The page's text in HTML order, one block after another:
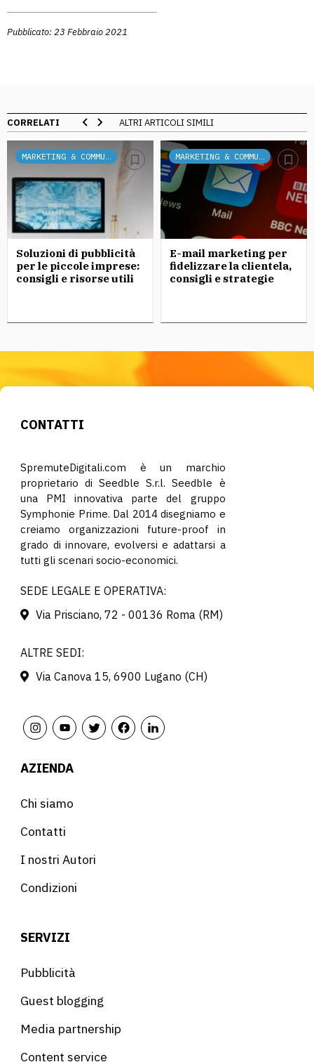
Pubblicato: 23 Febbraio 2021
CORRELATI ALTRI ARTICOLI SIMILI
MARKETING & COMMUNICATION
Soluzioni di pubblicità
per le piccole imprese:
consigli e risorse utili
MARKETING & COMMUNICATION
E-mail marketing per
fidelizzare la clientela,
consigli e strategie
CONTATTI
SpremuteDigitali.com è un marchio
proprietario di Seedble S.r.l. Seedble è
una PMI innovativa parte del gruppo
Symphonie Prime. Dal 2014 disegniamo e
creiamo organizzazioni future-proof in
grado di innovare, evolversi e adattarsi a
tutti gli scenari socio-economici.
SEDE LEGALE E OPERATIVA:
Via Prisciano, 72 - 00136 Roma (RM)
ALTRE SEDI:
Via Canova 15, 6900 Lugano (CH)
AZIENDA
Chi siamo
Contatti
I nostri Autori
Condizioni
SERVIZI
Pubblicità
Guest blogging
Media partnership
Content service